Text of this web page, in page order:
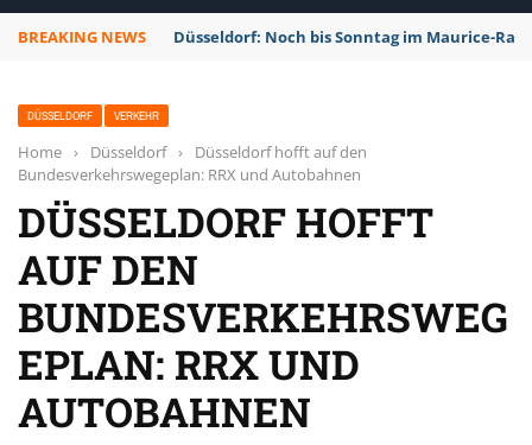
BREAKING NEWS Düsseldorf: Noch bis Sonntag im Maurice-
DÜSSELDORF VERKEHR
Home › Düsseldorf ›
Düsseldorf hofft auf den
Bundesverkehrswegeplan: RRX und Autobahnen
DÜSSELDORF HOFFT
AUF DEN
BUNDESVERKEHRSWEG
EPLAN: RRX UND
AUTOBAHNEN